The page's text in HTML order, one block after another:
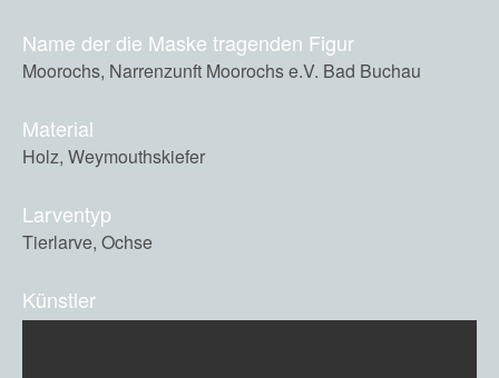
Name der die Maske tragenden Figur
Moorochs, Narrenzunft Moorochs e.V. Bad Buchau
Material
Holz, Weymouthskiefer
Larventyp
Tierlarve, Ochse
Künstler